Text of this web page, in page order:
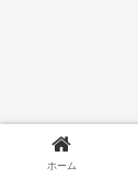
ホーム